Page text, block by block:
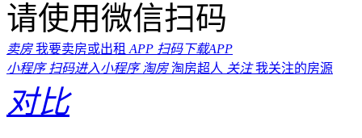
请使用微信扫码
卖房 我要卖房或出租 APP 扫码下载APP
小程序 扫码进入小程序 淘房 淘房超人 关注 我关注的房源
对比